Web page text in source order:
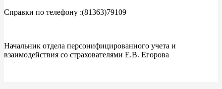
Справки по телефону :(81363)79109
Начальник отдела персонифицированного учета и
взаимодействия со страхователями Е.В. Егорова